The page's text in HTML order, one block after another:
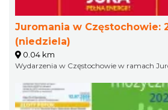
Juromania w Częstochowie:
(niedziela)
0.04 km
Wydarzenia w Częstochowie w ramach